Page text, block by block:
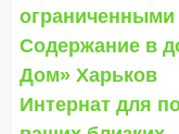
Содержание в
Дом» Харьков
Интернат для